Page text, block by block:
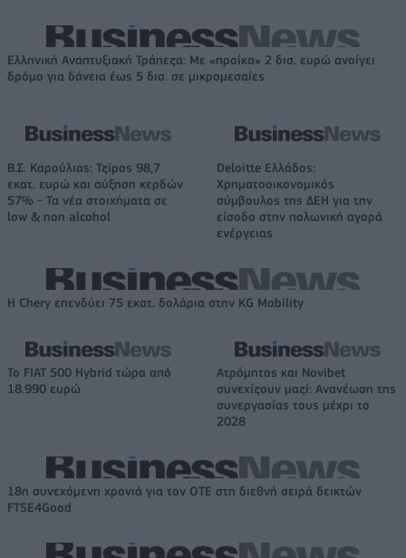
Ελληνική Αναπτυξιακή Τράπεζα: Με «προίκα» 2 δισ. ευρώ ανοίγει
δρόμο για δάνεια έως 5 δισ. σε μικρομεσαίες
Β.Σ. Καρούλιας: Τζίρος 98,7
εκατ. ευρώ και αύξηση κερδών
57% - Τα νέα στοιχήματα σε
low & non alcohol
Deloitte Ελλάδος:
Χρηματοοικονομικός
σύμβουλος της ΔΕΗ για την
είσοδο στην πολωνική αγορά
ενέργειας
Η Chery επενδύει 75 εκατ. δολάρια στην KG Mobility
Το FIAT 500 Hybrid τώρα από
18.990 ευρώ
Ατρόμητος και Novibet
συνεχίζουν μαζί: Ανανέωση της
συνεργασίας τους μέχρι το
2028
18η συνεχόμενη χρονιά για τον ΟΤΕ στη διεθνή σειρά δεικτών
FTSE4Good